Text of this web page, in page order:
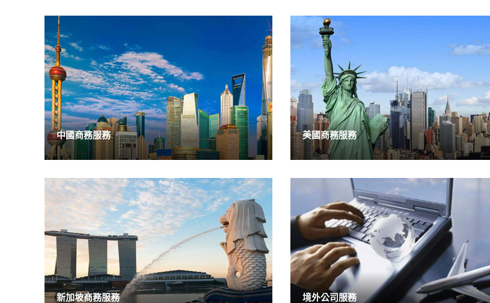
中國商務服務 美國商務服務
新加坡商務服務 境外公司服務